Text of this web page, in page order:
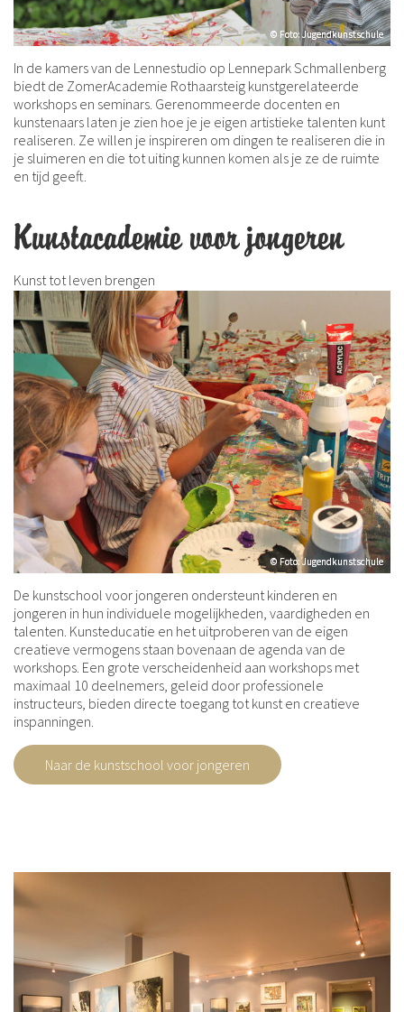
© Foto: Jugendkunstschule
© Foto: Jugendkunstschule
In de kamers van de Lennestudio op Lennepark Schmallenberg
biedt de ZomerAcademie Rothaarsteig kunstgerelateerde
workshops en seminars. Gerenommeerde docenten en
kunstenaars laten je zien hoe je je eigen artistieke talenten kunt
realiseren. Ze willen je inspireren om dingen te realiseren die in
je sluimeren en die tot uiting kunnen komen als je ze de ruimte
en tijd geeft.
Kunstacademie voor jongeren
Kunst tot leven brengen
© Foto: Jugendkunstschule
© Foto: Jugendkunstschule
De kunstschool voor jongeren ondersteunt kinderen en
jongeren in hun individuele mogelijkheden, vaardigheden en
talenten. Kunsteducatie en het uitproberen van de eigen
creatieve vermogens staan bovenaan de agenda van de
workshops. Een grote verscheidenheid aan workshops met
maximaal 10 deelnemers, geleid door professionele
instructeurs, bieden directe toegang tot kunst en creatieve
inspanningen.
Naar de kunstschool voor jongeren